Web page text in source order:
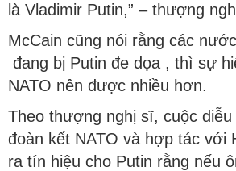
là Vladimir Putin,” – thượng
McCain cũng nói rằng các
đang bị Putin đe dọa , thì sự
NATO nên được nhiều hơn.
Theo thượng nghị sĩ, cuộc
đoàn kết NATO và hợp tác với
ra tín hiệu cho Putin rằng nếu